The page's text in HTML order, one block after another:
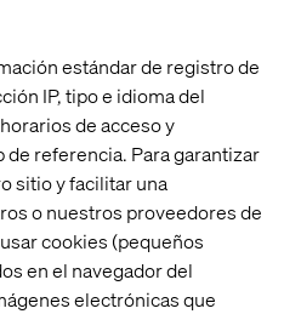
estándar de registro de
IP, tipo e idioma del
de acceso y
referencia. Para garantizar
sitio y facilitar una
o nuestros proveedores de
cookies (pequeños
en el navegador del
electrónicas que
Así
se
creó
Valtech
Concierge
Your
content
chain
Is